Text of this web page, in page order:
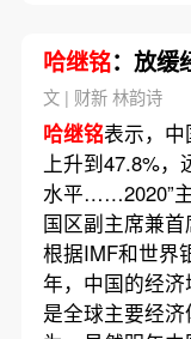
哈继铭：放缓
文 | 财新 林韵诗
哈继铭表示，
上升到47.8%，
水平……2020”
国区副主席兼
根据IMF和世界
年，中国的经
是全球主要经济